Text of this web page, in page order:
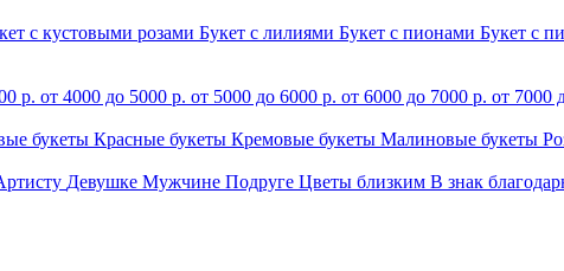
с кустовыми розами Букет с лилиями Букет с пионами Букет с
р. от 4000 до 5000 р. от 5000 до 6000 р. от 6000 до 7000 р. от 7000
букеты Красные букеты Кремовые букеты Малиновые букеты
Девушке Мужчине Подруге Цветы близким В знак